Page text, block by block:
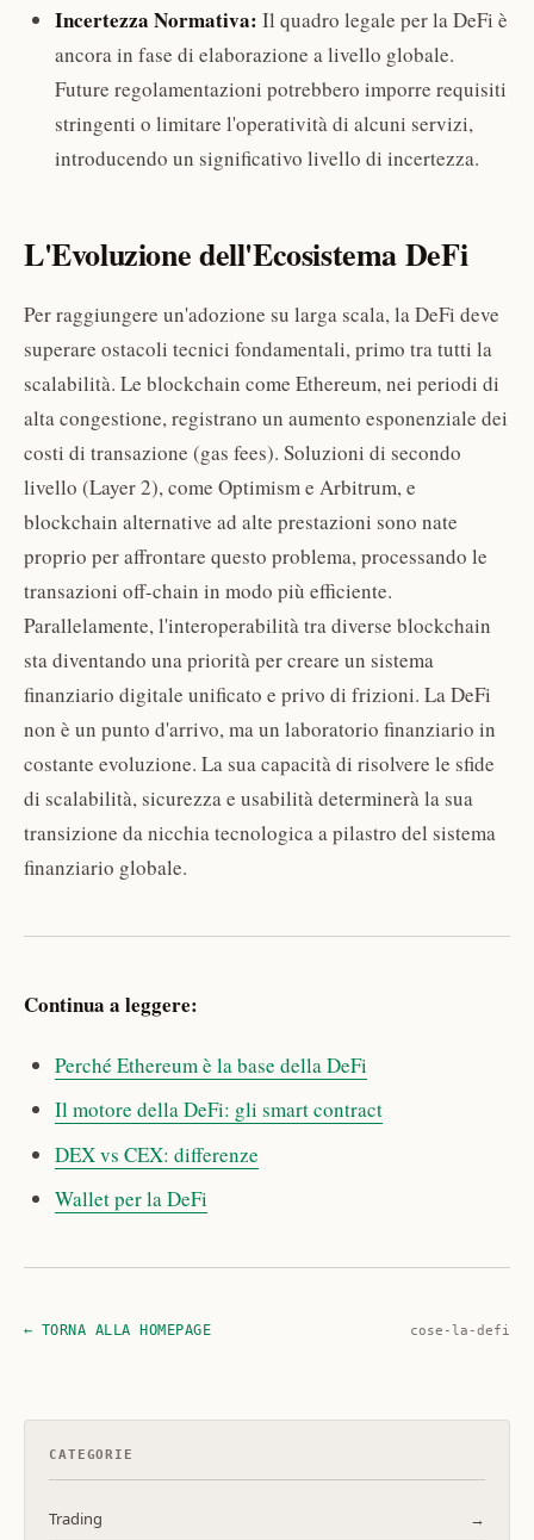
Incertezza Normativa: Il quadro legale per la DeFi è
ancora in fase di elaborazione a livello globale.
Future regolamentazioni potrebbero imporre requisiti
stringenti o limitare l'operatività di alcuni servizi,
introducendo un significativo livello di incertezza.
L'Evoluzione dell'Ecosistema DeFi
Per raggiungere un'adozione su larga scala, la DeFi deve
superare ostacoli tecnici fondamentali, primo tra tutti la
scalabilità. Le blockchain come Ethereum, nei periodi di
alta congestione, registrano un aumento esponenziale dei
costi di transazione (gas fees). Soluzioni di secondo
livello (Layer 2), come Optimism e Arbitrum, e
blockchain alternative ad alte prestazioni sono nate
proprio per affrontare questo problema, processando le
transazioni off-chain in modo più efficiente.
Parallelamente, l'interoperabilità tra diverse blockchain
sta diventando una priorità per creare un sistema
finanziario digitale unificato e privo di frizioni. La DeFi
non è un punto d'arrivo, ma un laboratorio finanziario in
costante evoluzione. La sua capacità di risolvere le sfide
di scalabilità, sicurezza e usabilità determinerà la sua
transizione da nicchia tecnologica a pilastro del sistema
finanziario globale.
Continua a leggere:
Perché Ethereum è la base della DeFi
Il motore della DeFi: gli smart contract
DEX vs CEX: differenze
Wallet per la DeFi
← TORNA ALLA HOMEPAGE cose-la-defi
CATEGORIE
Trading →